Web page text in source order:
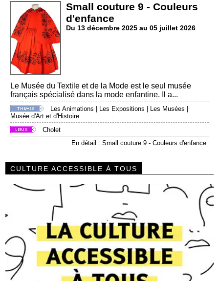
Small couture 9 - Couleurs
d'enfance
Du 13 décembre 2025 au 05 juillet 2026
Le Musée du Textile et de la Mode est le seul musée
français spécialisé dans la mode enfantine. Il a...
Les Animations Les Expositions Les Musées
Musée d'Art et d'Histoire
Cholet
En détail : Small couture 9 - Couleurs d'enfance
CULTURE ACCESSIBLE À TOUS